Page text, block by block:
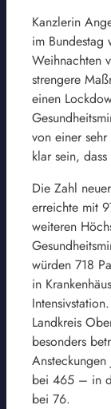
Kanzlerin
im Bundestag
Weihnachten
strengere
einen
von einer
klar sein,
Die Zahl
erreichte mit
weiteren
würden 718
in
Landkreis
besonders
bei 465 – in
bei 76.